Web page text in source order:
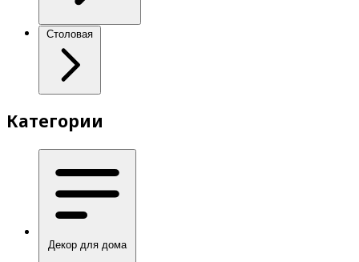
Столовая
Категории
Декор для дома